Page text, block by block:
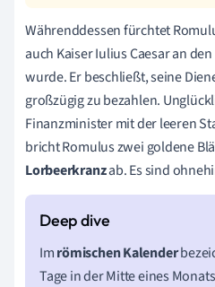
Währenddessen fürchtet
auch Kaiser Iulius Caesar an den
wurde. Er beschließt, seine
großzügig zu bezahlen.
Finanzminister mit der leeren
bricht Romulus zwei goldene
Lorbeerkranzab. Es sind
Imrömischen Kalender
Tage in der Mitte eines